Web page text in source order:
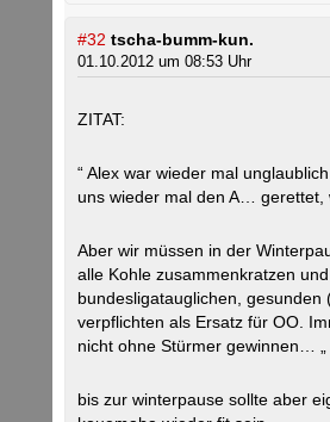
#32 tscha-bumm-kun.
01.10.2012 um 08:53 Uhr
ZITAT:
“ Alex war wieder mal
uns wieder mal den A… gerettet,
Aber wir müssen in der
alle Kohle zusammenkratzen
bundesligatauglichen, gesunden
verpflichten als Ersatz für OO.
nicht ohne Stürmer gewinnen… „
bis zur winterpause sollte aber